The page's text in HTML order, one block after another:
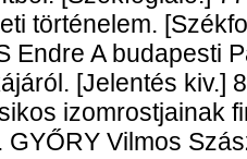
történelem.
Endre A budapesti
[Jelentés kiv.]
izomrostjainak
GYŐRY Vilmos